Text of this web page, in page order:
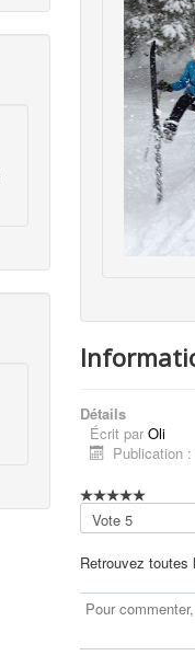
Détails
Écrit par Oli
Publication
Veuillez
voter
Retrouvez toutes
Pour